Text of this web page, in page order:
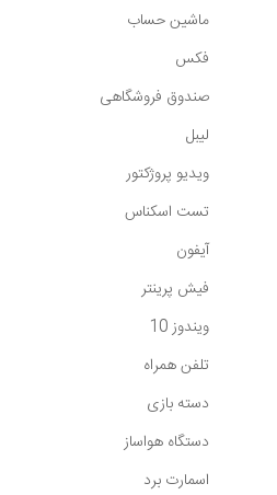
ماشین حساب
فکس
صندوق فروشگاهی
لیبل
ویدیو پروژکتور
تست اسکناس
آیفون
فیش پرینتر
ویندوز 10
تلفن همراه
دسته بازی
دستگاه هواساز
اسمارت برد